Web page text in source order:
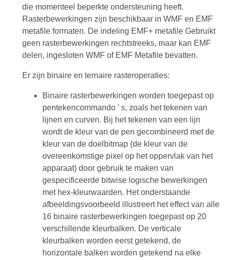
die momenteel beperkte ondersteuning heeft.
Rasterbewerkingen zijn beschikbaar in WMF en EMF
metafile formaten. De indeling EMF+ metafile Gebruikt
geen rasterbewerkingen rechtstreeks, maar kan EMF
delen, ingesloten WMF of EMF Metafile bevatten.
Er zijn binaire en ternaire rasteroperaties:
Binaire rasterbewerkingen worden toegepast op
pentekencommando ’ s, zoals het tekenen van
lijnen en curven. Bij het tekenen van een lijn
wordt de kleur van de pen gecombineerd met de
kleur van de doelbitmap (de kleur van de
overeenkomstige pixel op het oppervlak van het
apparaat) door gebruik te maken van
gespecificeerde bitwise logische bewerkingen
met hex-kleurwaarden. Het onderstaande
afbeeldingsvoorbeeld illustreert het effect van alle
16 binaire rasterbewerkingen toegepast op 20
verschillende kleurbalken. De verticale
kleurbalken worden eerst getekend, de
horizontale balken worden getekend na elke